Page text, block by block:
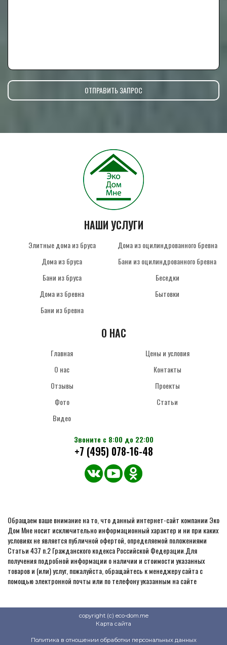
НАШИ УСЛУГИ
Элитные дома из бруса
Дома из бруса
Бани из бруса
Дома из бревна
Бани из бревна
Дома из оцилиндрованного бревна
Бани из оцилиндрованного бревна
Беседки
Бытовки
О НАС
Главная
О нас
Отзывы
Фото
Видео
Цены и условия
Контакты
Проекты
Статьи
Звоните с 8:00 до 22:00
+7 (495) 078-16-48
Обращаем ваше внимание на то, что данный интернет-сайт компании Эко
Дом Мне носит исключительно информационный характер и ни при каких
условиях не является публичной офертой, определяемой положениями
Статьи 437 п.2 Гражданского кодекса Российской Федерации.Для
получения подробной информации о наличии и стоимости указанных
товаров и (или) услуг, пожалуйста, обращайтесь к менеджеру сайта с
помощью электронной почты или по телефону указанным на сайте
copyright (c) eco-dom.me
Карта сайта
Политика в отношении обработки персональных данных